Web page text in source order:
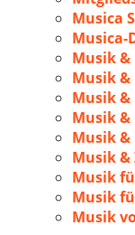
Musica
Musica-
Musik
Musik &
Musik &
Musik &
Musik
Musik
Musik
Musik
Musik